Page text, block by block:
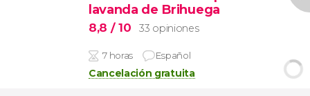
lavanda de Brihuega
8,8 / 10 33 opiniones
7 horas Español
Cancelación gratuita